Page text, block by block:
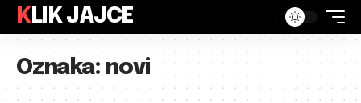
KLIK JAJCE
Oznaka:novi